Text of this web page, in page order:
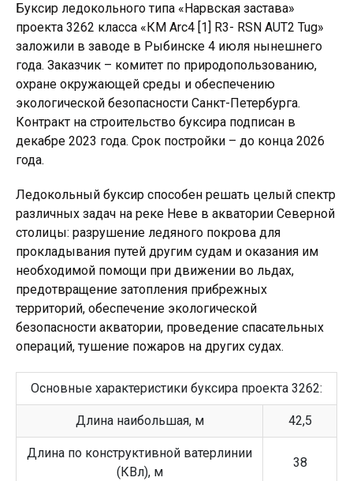
Буксир ледокольного типа «Нарвская застава»
проекта 3262 класса «КМ Аrc4 [1] R3- RSN AUT2 Tug»
заложили в заводе в Рыбинске 4 июля нынешнего
года. Заказчик – комитет по природопользованию,
охране окружающей среды и обеспечению
экологической безопасности Санкт-Петербурга.
Контракт на строительство буксира подписан в
декабре 2023 года. Срок постройки – до конца 2026
года.
Ледокольный буксир способен решать целый спектр
различных задач на реке Неве в акватории Северной
столицы: разрушение ледяного покрова для
прокладывания путей другим судам и оказания им
необходимой помощи при движении во льдах,
предотвращение затопления прибрежных
территорий, обеспечение экологической
безопасности акватории, проведение спасательных
операций, тушение пожаров на других судах.
Основные характеристики буксира проекта 3262:
Длина наибольшая, м 42,5
Длина по конструктивной ватерлинии
(КВл), м
38